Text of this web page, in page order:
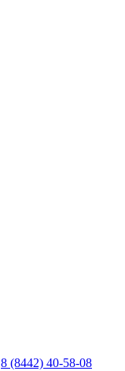
8 (8442) 40-58-08